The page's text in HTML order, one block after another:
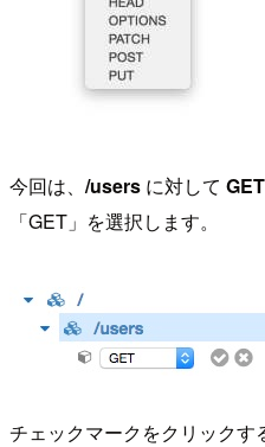
今回は、 /users に対して GET
「GET」を選択します。
チェックマークをクリック